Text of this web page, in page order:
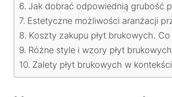
Jak dobrać odpowiednią grubość
Estetyczne możliwości aranżacji
Koszty zakupu płyt brukowych.
Różne style i wzory płyt
Zalety płyt brukowych w